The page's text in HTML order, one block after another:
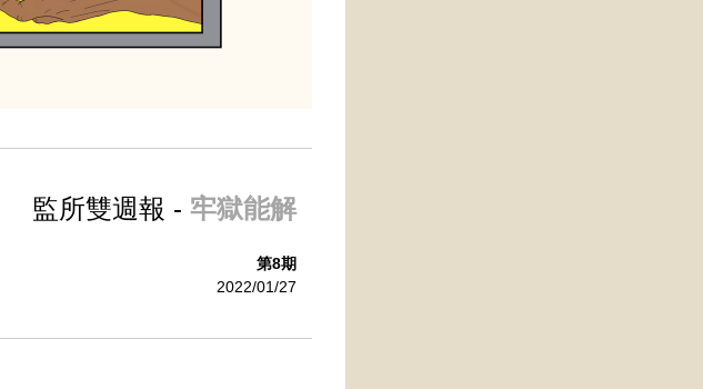
監所雙週報 - 牢獄能解
第8期
2022/01/27